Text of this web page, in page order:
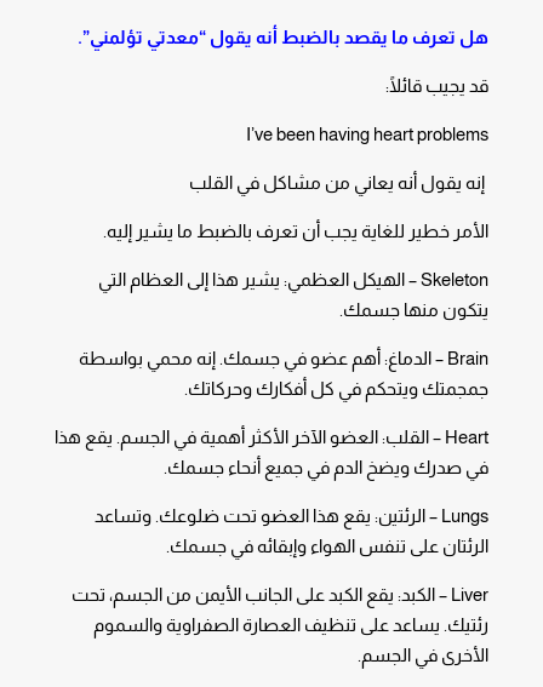
هل تعرف ما يقصد بالضبط أنه يقول “معدتي تؤلمني”.
قد يجيب قائلًا:
I’ve been having heart problems
إنه يقول أنه يعاني من مشاكل في القلب
الأمر خطير للغاية يجب أن تعرف بالضبط ما يشير إليه.
Skeleton – الهيكل العظمي: يشير هذا إلى العظام التي
يتكون منها جسمك.
Brain – الدماغ: أهم عضو في جسمك. إنه محمي بواسطة
جمجمتك ويتحكم في كل أفكارك وحركاتك.
Heart – القلب: العضو الآخر الأكثر أهمية في الجسم. يقع هذا
في صدرك ويضخ الدم في جميع أنحاء جسمك.
Lungs – الرئتين: يقع هذا العضو تحت ضلوعك. وتساعد
الرئتان على تنفس الهواء وإبقائه في جسمك.
Liver – الكبد: يقع الكبد على الجانب الأيمن من الجسم، تحت
رئتيك. يساعد على تنظيف العصارة الصفراوية والسموم
الأخرى في الجسم.